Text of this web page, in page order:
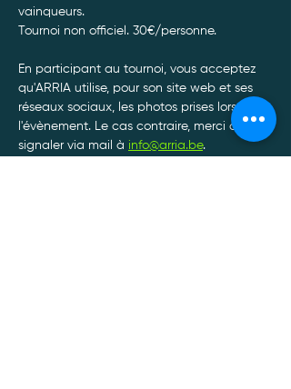
vainqueurs.
Tournoi non officiel. 30€/personne.
En participant au tournoi, vous acceptez
qu'ARRIA utilise, pour son site web et ses
réseaux sociaux, les photos prises lors de
l'évènement. Le cas contraire, merci de le
signaler via mail à info@arria.be.